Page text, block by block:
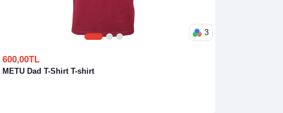
1 2 3
3
600,00TL
METU Dad T-Shirt T-shirt